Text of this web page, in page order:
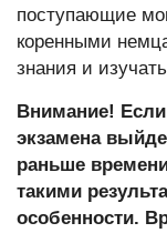
поступающие
коренными
знания и
Внимание! Если
экзамена
раньше
такими
особенности.